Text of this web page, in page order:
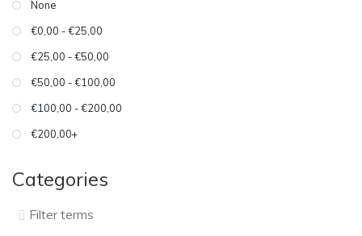
None
€0,00 - €25,00
€25,00 - €50,00
€50,00 - €100,00
€100,00 - €200,00
€200,00+
Categories